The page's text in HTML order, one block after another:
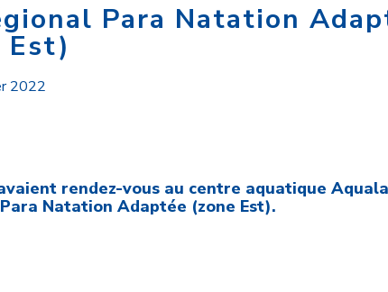
Para Natation
Est)
2022
rendez-vous au centre aquatique
Natation Adaptée (zone Est).